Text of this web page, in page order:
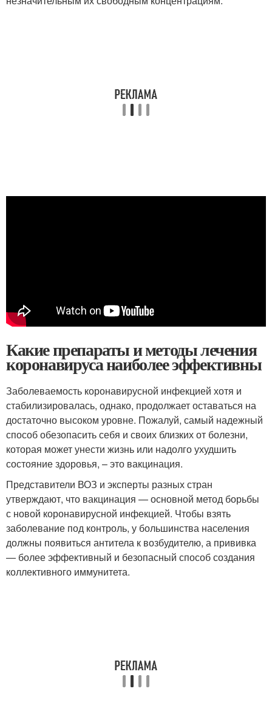
Какие препараты и методы лечения
коронавируса наиболее эффективны
Заболеваемость коронавирусной инфекцией хотя и
стабилизировалась, однако, продолжает оставаться на
достаточно высоком уровне. Пожалуй, самый надежный
способ обезопасить себя и своих близких от болезни,
которая может унести жизнь или надолго ухудшить
состояние здоровья, – это вакцинация.
Представители ВОЗ и эксперты разных стран
утверждают, что вакцинация — основной метод борьбы
с новой коронавирусной инфекцией. Чтобы взять
заболевание под контроль, у большинства населения
должны появиться антитела к возбудителю, а прививка
— более эффективный и безопасный способ создания
коллективного иммунитета.